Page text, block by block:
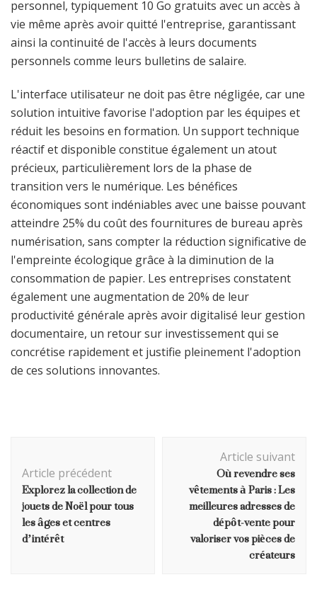
personnel, typiquement 10 Go gratuits avec un accès à
vie même après avoir quitté l'entreprise, garantissant
ainsi la continuité de l'accès à leurs documents
personnels comme leurs bulletins de salaire.
L'interface utilisateur ne doit pas être négligée, car une
solution intuitive favorise l'adoption par les équipes et
réduit les besoins en formation. Un support technique
réactif et disponible constitue également un atout
précieux, particulièrement lors de la phase de
transition vers le numérique. Les bénéfices
économiques sont indéniables avec une baisse pouvant
atteindre 25% du coût des fournitures de bureau après
numérisation, sans compter la réduction significative de
l'empreinte écologique grâce à la diminution de la
consommation de papier. Les entreprises constatent
également une augmentation de 20% de leur
productivité générale après avoir digitalisé leur gestion
documentaire, un retour sur investissement qui se
concrétise rapidement et justifie pleinement l'adoption
de ces solutions innovantes.
d'article
Article précédent
Explorez la collection de
jouets de Noël pour tous
les âges et centres
d’intérêt
Article suivant
Où revendre ses
vêtements à Paris : Les
meilleures adresses de
dépôt-vente pour
valoriser vos pièces de
créateurs